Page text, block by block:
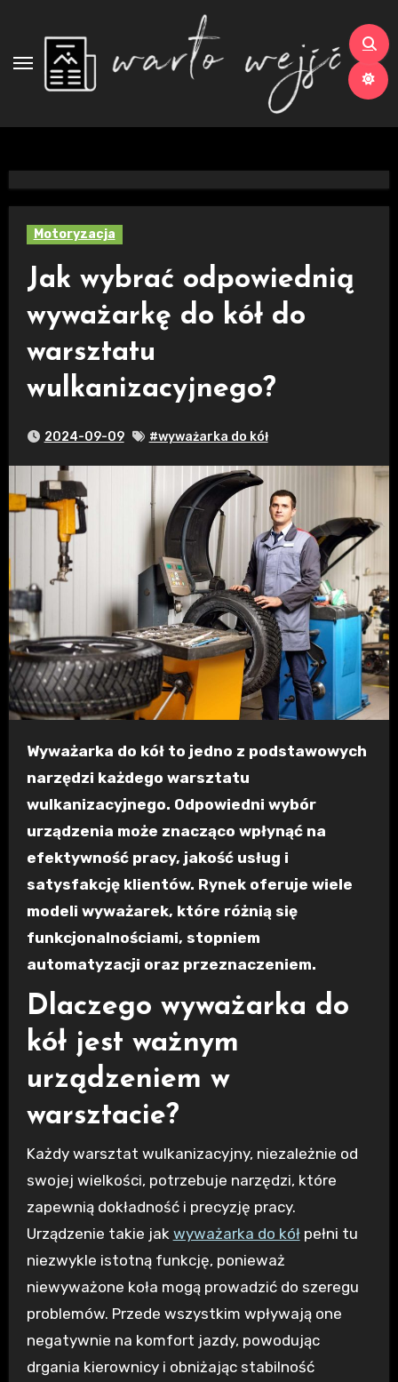
content
Motoryzacja
Jak wybrać odpowiednią
wyważarkę do kół do
warsztatu
wulkanizacyjnego?
2024-09-09 #wyważarka do kół
Wyważarka do kół to jedno z podstawowych
narzędzi każdego warsztatu
wulkanizacyjnego. Odpowiedni wybór
urządzenia może znacząco wpłynąć na
efektywność pracy, jakość usług i
satysfakcję klientów. Rynek oferuje wiele
modeli wyważarek, które różnią się
funkcjonalnościami, stopniem
automatyzacji oraz przeznaczeniem.
Dlaczego wyważarka do
kół jest ważnym
urządzeniem w
warsztacie?
Każdy warsztat wulkanizacyjny, niezależnie od
swojej wielkości, potrzebuje narzędzi, które
zapewnią dokładność i precyzję pracy.
Urządzenie takie jak wyważarka do kółpełni tu
niezwykle istotną funkcję, ponieważ
niewyważone koła mogą prowadzić do szeregu
problemów. Przede wszystkim wpływają one
negatywnie na komfort jazdy, powodując
drgania kierownicy i obniżając stabilność